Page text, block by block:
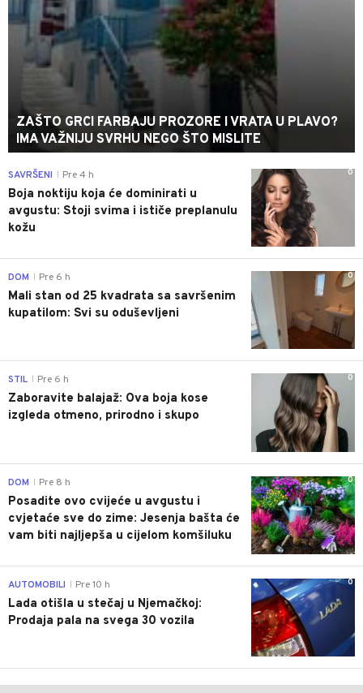
ZAŠTO GRCI FARBAJU PROZORE I VRATA U PLAVO?
IMA VAŽNIJU SVRHU NEGO ŠTO MISLITE
0
SAVRŠENI Pre 4 h
Boja noktiju koja će dominirati u
avgustu: Stoji svima i ističe preplanulu
kožu
0
DOM Pre 6 h
Mali stan od 25 kvadrata sa savršenim
kupatilom: Svi su oduševljeni
0
STIL Pre 6 h
Zaboravite balajaž: Ova boja kose
izgleda otmeno, prirodno i skupo
0
DOM Pre 8 h
Posadite ovo cvijeće u avgustu i
cvjetaće sve do zime: Jesenja bašta će
vam biti najljepša u cijelom komšiluku
0
AUTOMOBILI Pre 10 h
Lada otišla u stečaj u Njemačkoj:
Prodaja pala na svega 30 vozila